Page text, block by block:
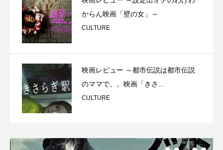
からん映画「壁の女」～
CULTURE
映画レビュー ～都市伝説は都市伝説
のママで。。映画「きさ...
CULTURE